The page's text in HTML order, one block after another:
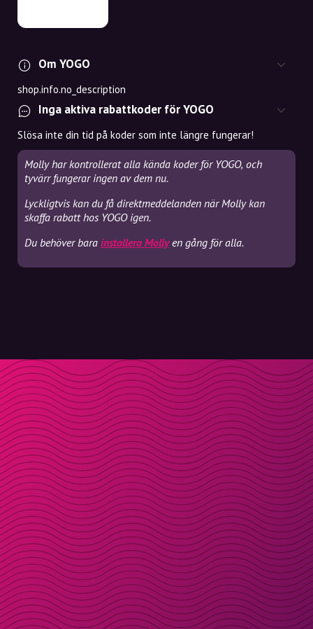
Om YOGO
shop.info.no_description
Inga aktiva rabattkoder för YOGO
Slösa inte din tid på koder som inte längre fungerar!
Molly har kontrollerat alla kända koder för YOGO, och
tyvärr fungerar ingen av dem nu.
Lyckligtvis kan du få direktmeddelanden när Molly kan
skaffa rabatt hos YOGO igen.
Du behöver bara installera Mollyen gång för alla.